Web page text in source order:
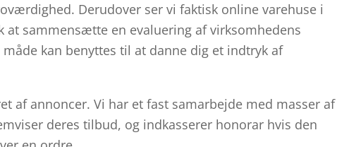
Derudover ser vi faktisk online varehuse i
at sammensætte en evaluering af virksomhedens
kan benyttes til at danne dig et indtryk af
af annoncer. Vi har et fast samarbejde med masser af
deres tilbud, og indkasserer honorar hvis den